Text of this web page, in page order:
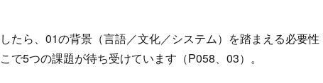
たら、01の背景（言語／文化／システム）を踏まえる必要性
5つの課題が待ち受けています（P058、03）。